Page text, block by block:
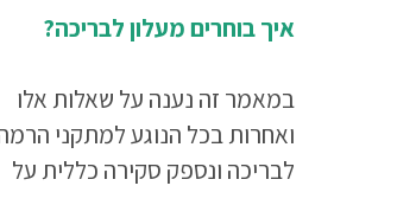
איך בוחרים מעלון לבריכה?
במאמר זה נענה על שאלות אלו
ואחרות בכל הנוגע למתקני
לבריכה ונספק סקירה כללית על